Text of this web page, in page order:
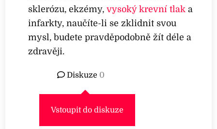
sklerózu, ekzémy,vysoký krevní tlak a
infarkty, naučíte-li se zklidnit svou
mysl, budete pravděpodobně žít déle a
zdravěji.
Diskuze 0
Vstoupit do diskuze